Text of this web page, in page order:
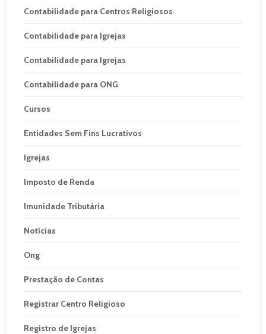
Contabilidade para Centros Religiosos
Contabilidade para Igrejas
Contabilidade para Igrejas
Contabilidade para ONG
Cursos
Entidades Sem Fins Lucrativos
Igrejas
Imposto de Renda
Imunidade Tributária
Notícias
Ong
Prestação de Contas
Registrar Centro Religioso
Registro de Igrejas